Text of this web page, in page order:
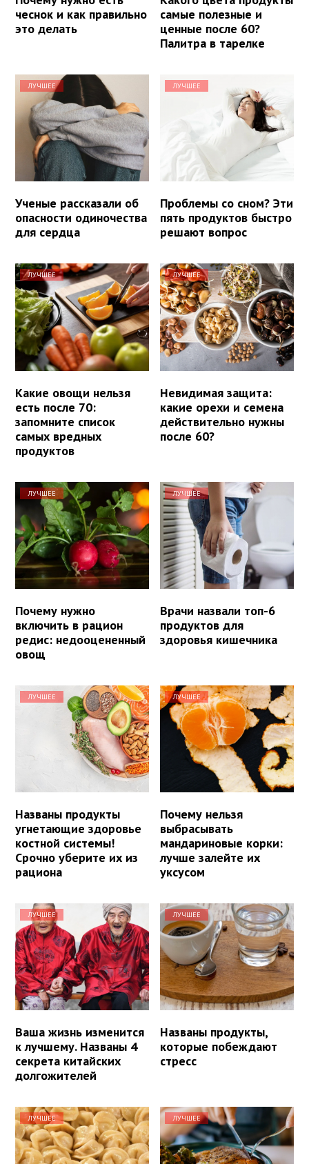
чеснок и как правильно
это делать
самые полезные и
ценные после 60?
Палитра в тарелке
ЛУЧШЕЕ
Ученые рассказали об
опасности одиночества
для сердца
ЛУЧШЕЕ
Проблемы со сном? Эти
пять продуктов быстро
решают вопрос
ЛУЧШЕЕ
Какие овощи нельзя
есть после 70:
запомните список
самых вредных
продуктов
ЛУЧШЕЕ
Невидимая защита:
какие орехи и семена
действительно нужны
после 60?
ЛУЧШЕЕ
Почему нужно
включить в рацион
редис: недооцененный
овощ
ЛУЧШЕЕ
Врачи назвали топ-6
продуктов для
здоровья кишечника
ЛУЧШЕЕ
Названы продукты
угнетающие здоровье
костной системы!
Срочно уберите их из
рациона
ЛУЧШЕЕ
Почему нельзя
выбрасывать
мандариновые корки:
лучше залейте их
уксусом
ЛУЧШЕЕ
Ваша жизнь изменится
к лучшему. Названы 4
секрета китайских
долгожителей
ЛУЧШЕЕ
Названы продукты,
которые побеждают
стресс
ЛУЧШЕЕ ЛУЧШЕЕ